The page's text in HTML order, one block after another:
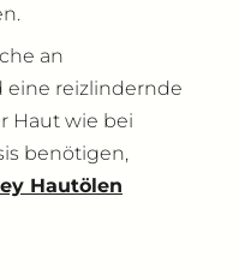
an
eine reizlindernde
Haut wie bei
benötigen,
Hautölen